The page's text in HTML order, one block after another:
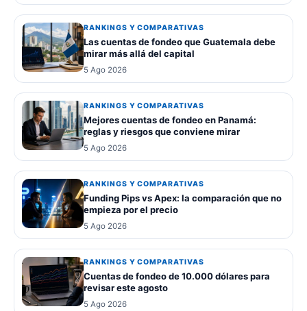
RANKINGS Y COMPARATIVAS
Las cuentas de fondeo que Guatemala debe
mirar más allá del capital
5 Ago 2026
RANKINGS Y COMPARATIVAS
Mejores cuentas de fondeo en Panamá:
reglas y riesgos que conviene mirar
5 Ago 2026
RANKINGS Y COMPARATIVAS
Funding Pips vs Apex: la comparación que no
empieza por el precio
5 Ago 2026
RANKINGS Y COMPARATIVAS
Cuentas de fondeo de 10.000 dólares para
revisar este agosto
5 Ago 2026